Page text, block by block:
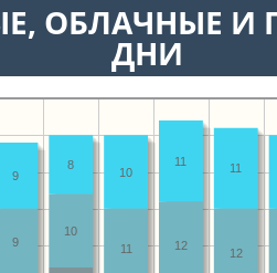
ОБЛАЧНЫЕ И
ДНИ
12
12
11
10
9
11
11
10
8
9